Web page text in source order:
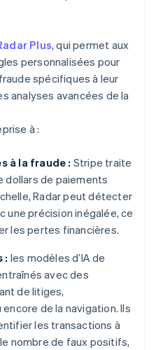
Plus, qui permet aux
personnalisées pour
spécifiques à leur
analyses avancées de la
à :
à la fraude : Stripe traite
dollars de paiements
Radar peut détecter
une précision inégalée, ce
les pertes financières.
: les modèles d’IA de
avec des
de litiges,
de la navigation. Ils
les transactions à
nombre de faux positifs,